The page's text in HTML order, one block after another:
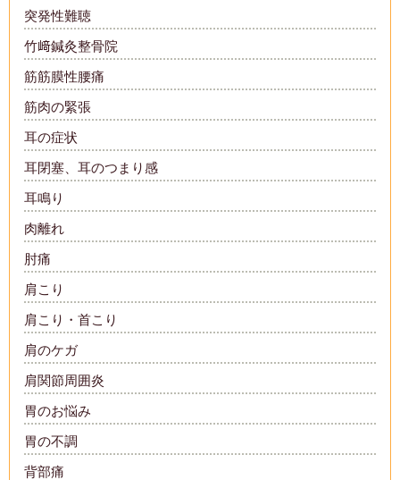
突発性難聴
竹﨑鍼灸整骨院
筋筋膜性腰痛
筋肉の緊張
耳の症状
耳閉塞、耳のつまり感
耳鳴り
肉離れ
肘痛
肩こり
肩こり・首こり
肩のケガ
肩関節周囲炎
胃のお悩み
胃の不調
背部痛